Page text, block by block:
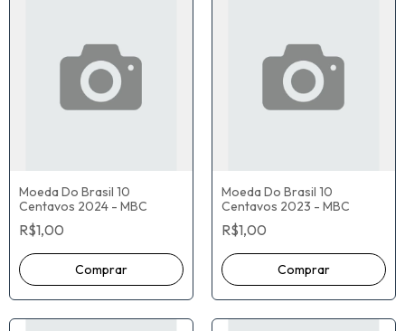
Moeda Do Brasil 10
Centavos 2024 - MBC
R$1,00
Moeda Do Brasil 10
Centavos 2023 - MBC
R$1,00